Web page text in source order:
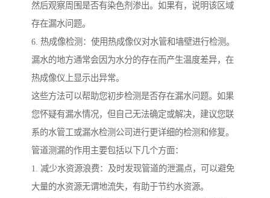
然后观察周围是否有染色剂渗出。如果有，说明该区域
存在漏水问题。
6. 热成像检测：使用热成像仪对水管和墙壁进行检测。
漏水的地方通常会因为水分的存在而产生温度差异，在
热成像仪上显示出异常。
这些方法可以帮助您初步检测是否存在漏水问题。如果
您怀疑有漏水情况，但自己无法确定或解决，建议您联
系的水管工或漏水检测公司进行更详细的检测和修复。
管道测漏的作用主要包括以下几个方面：
1. 减少水资源浪费：及时发现管道的泄漏点，可以避免
大量的水资源无谓地流失，有助于节约水资源。